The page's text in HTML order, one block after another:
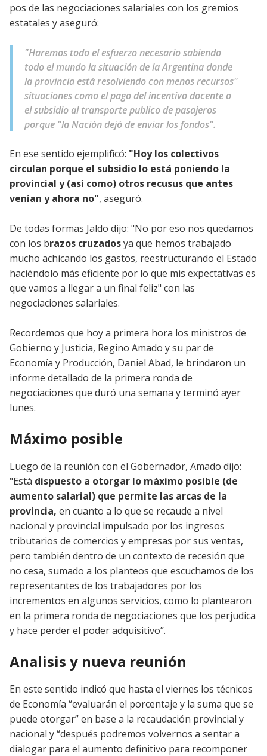
pos de las negociaciones salariales con los gremios
estatales y aseguró:
"Haremos todo el esfuerzo necesario sabiendo
todo el mundo la situación de la Argentina donde
la provincia está resolviendo con menos recursos"
situaciones como el pago del incentivo docente o
el subsidio al transporte publico de pasajeros
porque "la Nación dejó de enviar los fondos".
En ese sentido ejemplificó: "Hoy los colectivos
circulan porque el subsidio lo está poniendo la
provincial y (así como) otros recusus que antes
venían y ahora no", aseguró.
De todas formas Jaldo dijo: "No por eso nos quedamos
con los brazos cruzadosya que hemos trabajado
mucho achicando los gastos, reestructurando el Estado
haciéndolo más eficiente por lo que mis expectativas es
que vamos a llegar a un final feliz" con las
negociaciones salariales.
Recordemos que hoy a primera hora los ministros de
Gobierno y Justicia, Regino Amado y su par de
Economía y Producción, Daniel Abad, le brindaron un
informe detallado de la primera ronda de
negociaciones que duró una semana y terminó ayer
lunes.
Máximo posible
Luego de la reunión con el Gobernador, Amado dijo:
"Está dispuesto a otorgar lo máximo posible (de
aumento salarial) que permite las arcas de la
provincia, en cuanto a lo que se recaude a nivel
nacional y provincial impulsado por los ingresos
tributarios de comercios y empresas por sus ventas,
pero también dentro de un contexto de recesión que
no cesa, sumado a los planteos que escuchamos de los
representantes de los trabajadores por los
incrementos en algunos servicios, como lo plantearon
en la primera ronda de negociaciones que los perjudica
y hace perder el poder adquisitivo”.
Analisis y nueva reunión
En este sentido indicó que hasta el viernes los técnicos
de Economía “evaluarán el porcentaje y la suma que se
puede otorgar” en base a la recaudación provincial y
nacional y “después podremos volvernos a sentar a
dialogar para el aumento definitivo para recomponer